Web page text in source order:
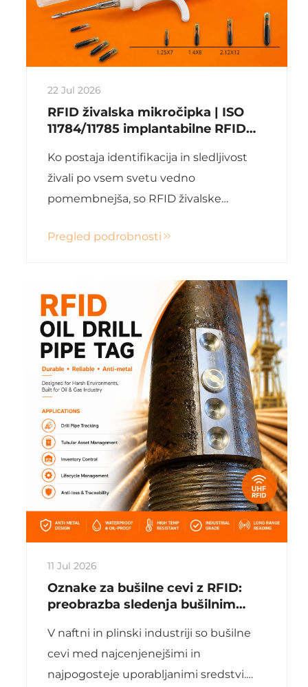
22 Jul 2026
RFID živalska mikročipka | ISO
11784/11785 implantabilne RFID
živali
Ko postaja identifikacija in sledljivost
živali po vsem svetu vedno
pomembnejša, so RFID živalske
standard za trajno identifikacijo.
upravljanje gojenih živali, registracijo
konj ali ...
Pregled podrobnosti
11 Jul 2026
Oznake za bušilne cevi z RFID:
preobrazba sledenja bušilnim
življenjskega cikla v naftni in
plinski industriji
V naftni in plinski industriji so bušilne
cevi med najcenjenejšimi in
najpogosteje uporabljanimi sredstvi.